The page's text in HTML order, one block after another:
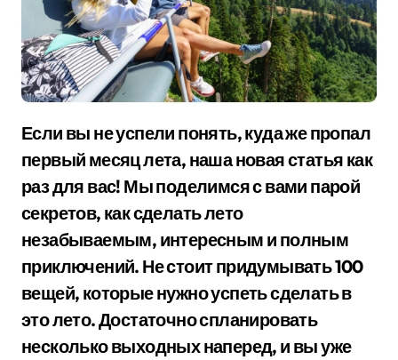
Если вы не успели понять, куда же пропал
первый месяц лета, наша новая статья как
раз для вас! Мы поделимся с вами парой
секретов, как сделать лето
незабываемым, интересным и полным
приключений. Не стоит придумывать 100
вещей, которые нужно успеть сделать в
это лето. Достаточно спланировать
несколько выходных наперед, и вы уже